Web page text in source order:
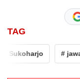
TAG
Sukoharjo #